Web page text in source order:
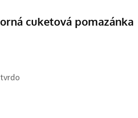
cuketová pomazánka